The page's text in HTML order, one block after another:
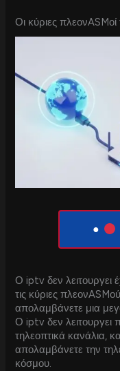
Οι κύριες
●
Ο iptv δεν λειτουργει
τις κύριες
απολαμβάνετε μια
Ο iptv δεν
τηλεοπτικά κανάλια,
απολαμβάνετε την
κόσμου.